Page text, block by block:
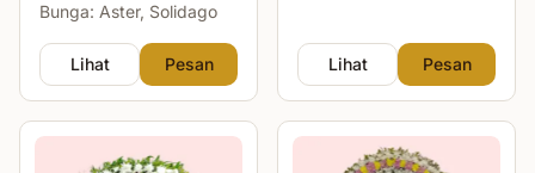
Bunga: Aster, Solidago
Lihat Pesan Lihat Pesan